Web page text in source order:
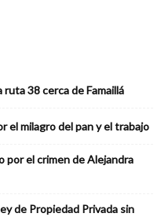
38 cerca de Famaillá
el milagro del pan y el trabajo
por el crimen de Alejandra
de Propiedad Privada sin